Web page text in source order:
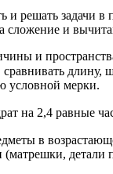
и решать задачи в
сложение и
и
длину,
условной мерки.
на 2,4 равные
в
(матрешки, детали